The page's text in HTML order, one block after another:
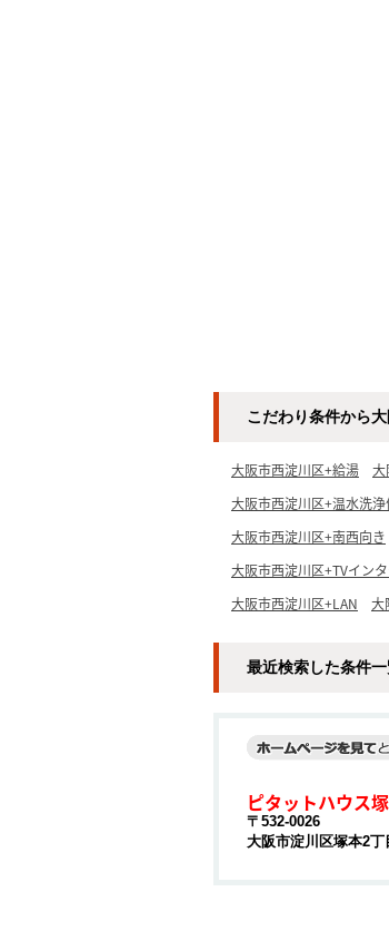
こだわり条件から
大阪市西淀川区+給湯 大
大阪市西淀川区+温水洗
大阪市西淀川区+南西向き
大阪市西淀川区+TVイン
大阪市西淀川区+LAN
大
最近検索した条件
ピタットハウス
〒532-0026
大阪市淀川区塚本2丁